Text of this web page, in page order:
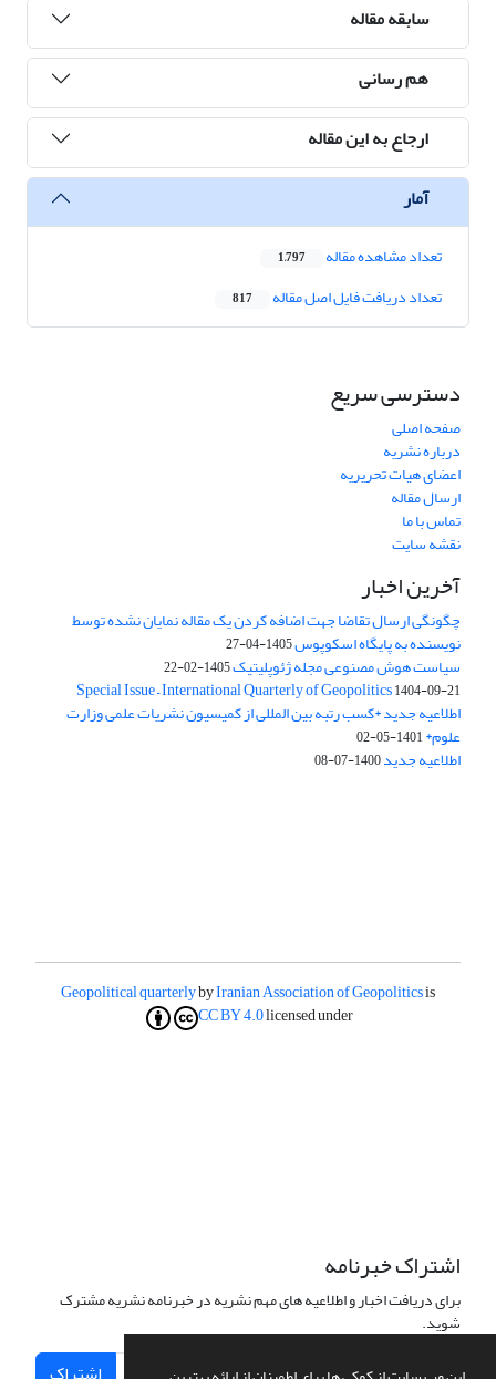
سابقه مقاله
هم رسانی
ارجاع به این مقاله
آمار
تعداد مشاهده مقاله 1,797
تعداد دریافت فایل اصل مقاله 817
دسترسی سریع
صفحه اصلی
درباره نشریه
اعضای هیات تحریریه
ارسال مقاله
تماس با ما
نقشه سایت
آخرین اخبار
چگونگی ارسال تقاضا جهت اضافه کردن یک مقاله نمایان نشده توسط
نویسنده به پایگاه اسکوپوس1405-04-27
سیاست هوش مصنوعی مجله ژئوپلیتیک1405-02-22
Special Issue – International Quarterly of Geopolitics1404-09-21
اطلاعیه جدید *کسب رتبه بین المللی از کمیسیون نشریات علمی وزارت
علوم*1401-05-02
اطلاعیه جدید1400-07-08
Geopolitical quarterlybyIranian Association of Geopoliticsis
licensed under
CC BY 4.0
اشتراک خبرنامه
برای دریافت اخبار و اطلاعیه های مهم نشریه در خبرنامه نشریه مشترک
شوید.